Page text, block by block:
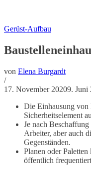
Gerüst-Aufbau
von Elena Burgardt
/
17. November 20209. Juni
Die Einhausung von
Sicherheitselement
Je nach
Arbeiter, aber auch
Gegenständen.
Planen oder
öffentlich